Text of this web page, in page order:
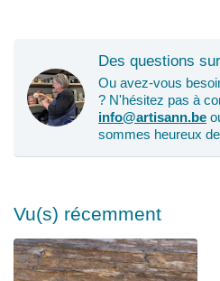
Des questions
Ou avez-vous
? N'hésitez pas à
info@artisann.be
sommes heureux
Vu(s) récemment